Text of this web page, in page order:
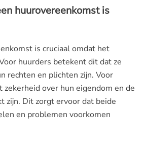
huurovereenkomst is
is cruciaal omdat het
huurders betekent dit dat ze
rechten en plichten zijn. Voor
over hun eigendom en de
zijn. Dit zorgt ervoor dat beide
en problemen voorkomen